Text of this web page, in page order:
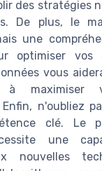
des stratégies
De plus, le
une
optimiser vos
vous
à maximiser
n'oubliez
clé. Le
une
nouvelles